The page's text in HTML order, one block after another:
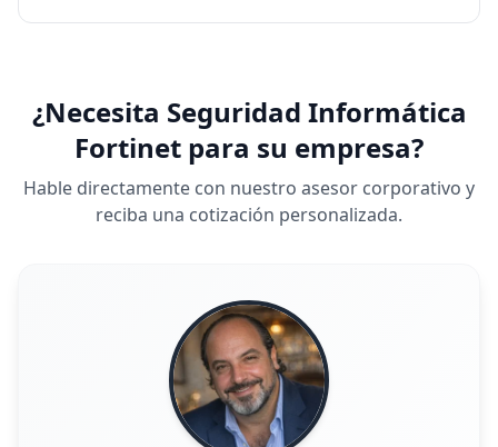
¿Necesita Seguridad Informática
Fortinet para su empresa?
Hable directamente con nuestro asesor corporativo y
reciba una cotización personalizada.